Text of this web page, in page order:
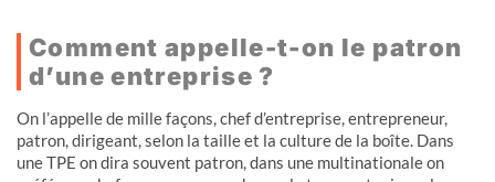
Comment appelle-t-on le patron
d’une entreprise ?
On l’appelle de mille façons, chef d’entreprise, entrepreneur,
patron, dirigeant, selon la taille et la culture de la boîte. Dans
une TPE on dira souvent patron, dans une multinationale on